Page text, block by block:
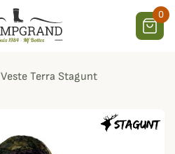
0
Veste Terra Stagunt